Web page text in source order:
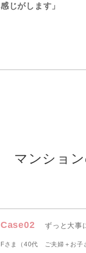
感じがします」
マンショ
Case02 ずっと大事
Fさま（40代 ご夫婦＋お子